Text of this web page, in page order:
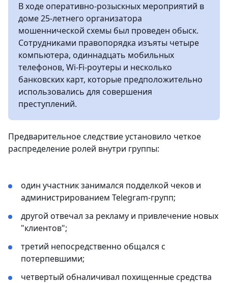
В ходе оперативно-розыскных мероприятий в
доме 25-летнего организатора
мошеннической схемы был проведен обыск.
Сотрудниками правопорядка изъяты четыре
компьютера, одиннадцать мобильных
телефонов, Wi-Fi-роутеры и несколько
банковских карт, которые предположительно
использовались для совершения
преступлений.
Предварительное следствие установило четкое
распределение ролей внутри группы:
один участник занимался подделкой чеков и
администрированием Telegram-групп;
другой отвечал за рекламу и привлечение новых
"клиентов";
третий непосредственно общался с
потерпевшими;
четвертый обналичивал похищенные средства